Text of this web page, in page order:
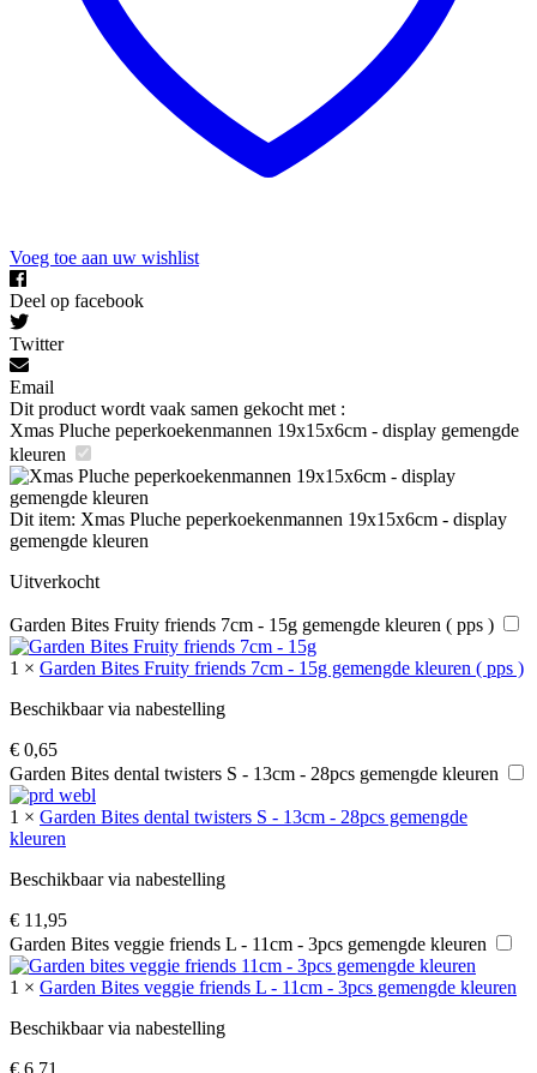
Voeg toe aan uw wishlist
Deel op facebook
Twitter
Email
Dit product wordt vaak samen gekocht met :
Xmas Pluche peperkoekenmannen 19x15x6cm - display gemengde
kleuren
Dit item: Xmas Pluche peperkoekenmannen 19x15x6cm - display
gemengde kleuren
Uitverkocht
Garden Bites Fruity friends 7cm - 15g gemengde kleuren ( pps )
1 × Garden Bites Fruity friends 7cm - 15g gemengde kleuren ( pps )
Beschikbaar via nabestelling
€ 0,65
Garden Bites dental twisters S - 13cm - 28pcs gemengde kleuren
1 × Garden Bites dental twisters S - 13cm - 28pcs gemengde
kleuren
Beschikbaar via nabestelling
€ 11,95
Garden Bites veggie friends L - 11cm - 3pcs gemengde kleuren
1 × Garden Bites veggie friends L - 11cm - 3pcs gemengde kleuren
Beschikbaar via nabestelling